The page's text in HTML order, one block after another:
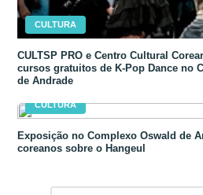
CULTURA
CULTSP PRO e Centro Cultural
cursos gratuitos de K-Pop Dance no
de Andrade
CULTURA
Exposição no Complexo Oswald de
coreanos sobre o Hangeul